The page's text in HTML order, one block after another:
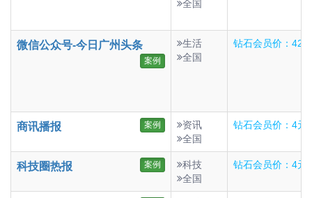
全国
微信公众号-今日广州头条
案例
生活
全国
钻石会员价：420
商讯播报 案例
资讯
全国
钻石会员价：4元
科技圈热报 案例
科技
全国
钻石会员价：4元